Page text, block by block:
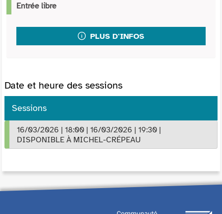
Entrée libre
PLUS D'INFOS
Date et heure des sessions
Sessions
16/03/2026 | 18:00 | 16/03/2026 | 19:30 |
DISPONIBLE À MICHEL-CRÉPEAU